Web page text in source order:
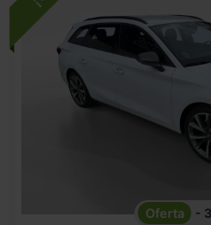
-